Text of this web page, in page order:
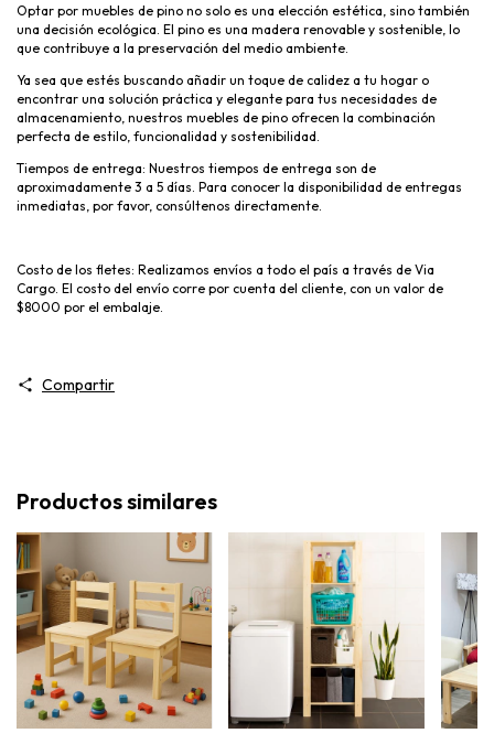
Optar por muebles de pino no solo es una elección estética, sino también
una decisión ecológica. El pino es una madera renovable y sostenible, lo
que contribuye a la preservación del medio ambiente.
Ya sea que estés buscando añadir un toque de calidez a tu hogar o
encontrar una solución práctica y elegante para tus necesidades de
almacenamiento, nuestros muebles de pino ofrecen la combinación
perfecta de estilo, funcionalidad y sostenibilidad.
Tiempos de entrega: Nuestros tiempos de entrega son de
aproximadamente 3 a 5 días. Para conocer la disponibilidad de entregas
inmediatas, por favor, consúltenos directamente.
Costo de los fletes: Realizamos envíos a todo el país a través de Via
Cargo. El costo del envío corre por cuenta del cliente, con un valor de
$8000 por el embalaje.
Compartir
Productos similares